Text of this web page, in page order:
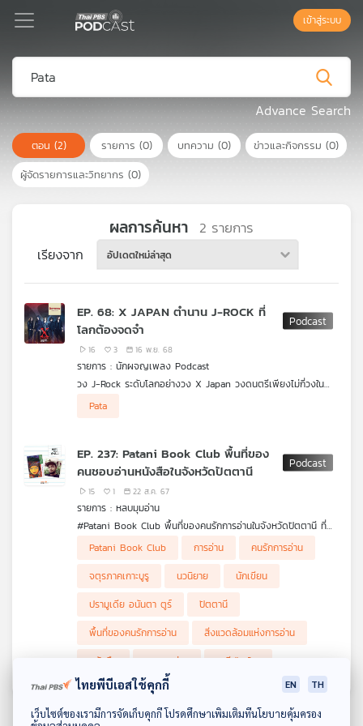
Podcast
เพล
ย์
ลิ
เพล
สต์
ดาวน์โหลด Thai PBS Podcast Application
เข้าสู่ระบบ
Advance Search
ตอน (2) รายการ (0) บทความ (0) ข่าวและกิจกรรม (0)
ผู้จัดรายการและวิทยากร (0)
ผลการค้นหา 2 รายการ
เรียงจาก อัปเดตใหม่ล่าสุด
EP. 68: X JAPAN ตำนาน J-ROCK ที่
โลกต้องจดจำ
16 3 16 พ.ย. 68
รายการ : นักผจญเพลง Podcast
วง J-Rock ระดับโลกอย่างวง X Japan วงดนตรีเพียงไม่กี่วงใน
อกในญี่ปุ่นอีกด้วย
เล่น Tribute ให้กับ X JAPAN โดยเฉพาะ นั่นก็คือวง “X Bangkok”
Japan ไม่ว่าจะเป็นการเดินทางตั้งแต่จุดเริ่มต้นการรวมวง การแบ่ง
ยุคสมัยของ X Japan ในแต่ละยุค ไปจนถึงวันที่ X Japan ได้สร้าง
ปรากฏการณ์ในการที่เปลี่ยนวงการเพลงร็อกญี่ปุ่นจากใต้ดิน ให้กลาย
เป็นตำนานระดับโลก
รวมถึงประเด็นที่เป็นข่าวช็อกโลกเกี่ยวกับสมาชิกภายในวง เหตุการณ์
ซ่อนอยู่บ้าง ไปฟังได้ใน นักผจญเพลง Podcast EP นี้
Pata
EP. 237: Patani Book Club พื้นที่ของ
คนชอบอ่านหนังสือในจังหวัดปัตตานี
15 1 22 ส.ค. 67
รายการ : หลบมุมอ่าน
#Patani Book Club พื้นที่ของคนรักการอ่านในจังหวัดปัตตานี ที่
เปิดโอกาสให้ผู้สนใจมีส่วนร่วมในการนำหนังสือมาพูดคุยแลกเปลี่ยน
และการออกแบบกิจกรรมร่วมกันเพื่อสร้างสิ่งแวดล้อมแห่งการอ่าน
#หลบมุมอ่าน ชวน อารีฟีน โสะ แห่ง Patani Book Club มาร่วม
พูดคุยถึงที่มาและแรงบันดาลใจในการสร้างกลุ่ม ร้านหนังสือในจังหวัด
ปัตตานี เพื่อน ๆ ที่มารวมกลุ่มกันอ่านอะไรกันบ้าง รวมถึงหนังสือเล่ม
โปรดของเขาอย่างผลงานนวนิยายชุดจตุรภาคเกาะบูรูของปรามูเดีย
อนันตา ตูร์
Patani Book Club การอ่าน
คนรักการอ่าน
จตุรภาคเกาะบูรู
นวนิยาย
นักเขียน
ปรามูเดีย อนันตา ตูร์
ปัตตานี
พื้นที่ของคนรักการอ่าน
สิ่งแวดล้อมแห่งการอ่าน
หนังสือ
หลบมุมอ่าน อารีฟีน โสะ
ไทยพีบีเอสใช้คุกกี้ EN TH
เว็บไซต์ของเรามีการจัดเก็บคุกกี้ โปรดศึกษาเพิ่มเติมที่นโยบายคุ้มครอง